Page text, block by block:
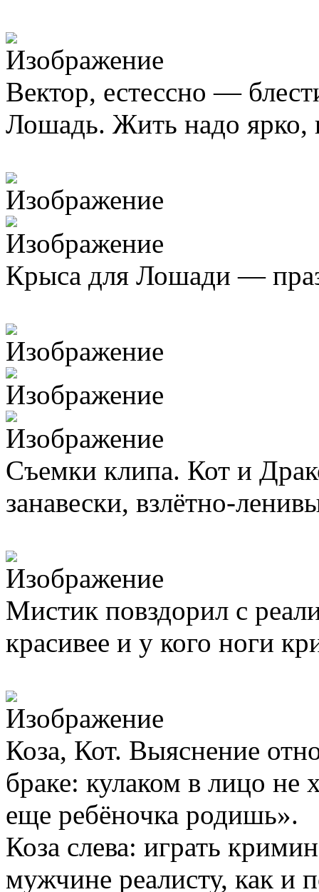
Вектор, естессно —
Лошадь. Жить надо ярко,
Крыса для Лошади —
Съемки клипа. Кот и
занавески, взлётно-
Мистик повздорил с
красивее и у кого ноги
Коза, Кот. Выяснение
браке: кулаком в лицо
еще ребёночка родишь».
Коза слева: играть
мужчине реалисту, как и